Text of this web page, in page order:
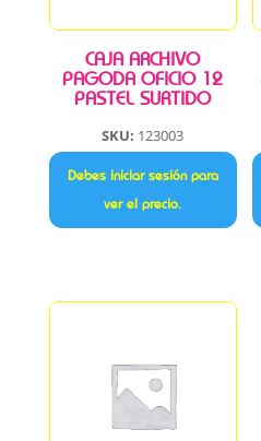
CAJA ARCHIVO
PAGODA OFICIO 12
PASTEL SURTIDO
SKU: 123003
Debes iniciar sesión para
ver el precio.